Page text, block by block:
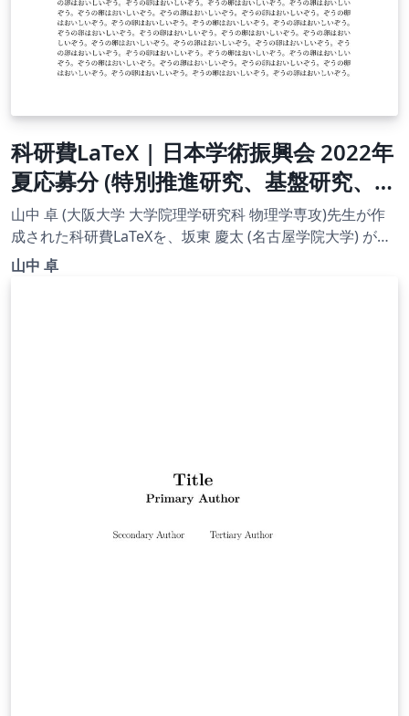
科研費LaTeX | 日本学術振興会 2022年
夏応募分 (特別推進研究、基盤研究、挑
戦的研究、若手研究) | 挑戦的研究(開
拓)概要 | 2022.08.02
山中 卓 (大阪大学 大学院理学研究科 物理学専攻)先生が作
成された科研費LaTeXを、坂東 慶太 (名古屋学院大学) が了
承を得てテンプレート登録しています。 詳細はこちら↓を
ご確認ください。 http://osksn2.hep.sci.osaka-
山中 卓